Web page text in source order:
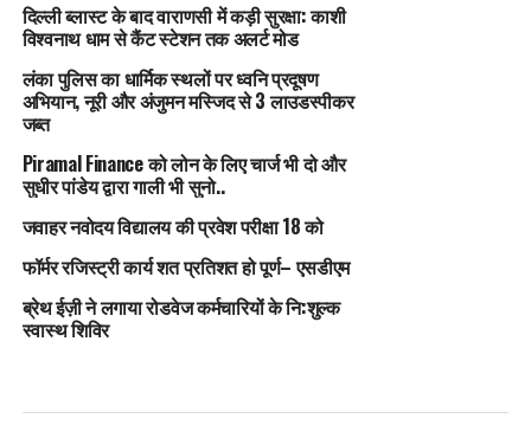
दिल्ली ब्लास्ट के बाद वाराणसी में कड़ी सुरक्षा: काशी
विश्वनाथ धाम से कैंट स्टेशन तक अलर्ट मोड
लंका पुलिस का धार्मिक स्थलों पर ध्वनि प्रदूषण
अभियान, नूरी और अंजुमन मस्जिद से 3 लाउडस्पीकर
जब्त
Piramal Finance को लोन के लिए चार्ज भी दो और
सुधीर पांडेय द्वारा गाली भी सुनो..
जवाहर नवोदय विद्यालय की प्रवेश परीक्षा 18 को
फॉर्मर रजिस्ट्री कार्य शत प्रतिशत हो पूर्ण– एसडीएम
ब्रेथ ईज़ी ने लगाया रोडवेज कर्मचारियों के नि:शुल्क
स्वास्थ शिविर